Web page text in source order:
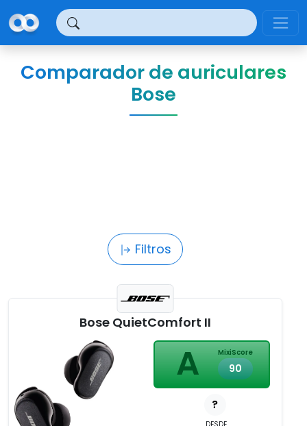
Comparador de auriculares
Bose
Filtros
Bose QuietComfort II
A MixiScore
90
?
Panel de gestión de cookies